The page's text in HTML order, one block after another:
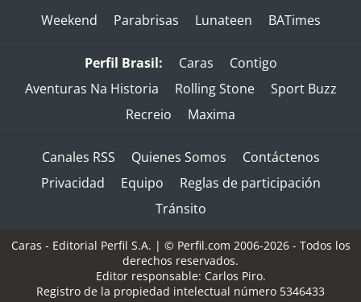
Weekend
Parabrisas Lunateen BATimes
Perfil Brasil: Caras
Contigo
Aventuras Na Historia
Rolling Stone
Sport Buzz
Recreio
Maxima
Canales RSS Quienes Somos
Contáctenos
Privacidad
Equipo
Reglas de participación
Tránsito
Caras - Editorial Perfil S.A. | © Perfil.com 2006-2026 - Todos los
derechos reservados.
Editor responsable: Carlos Piro.
Registro de la propiedad intelectual número 5346433